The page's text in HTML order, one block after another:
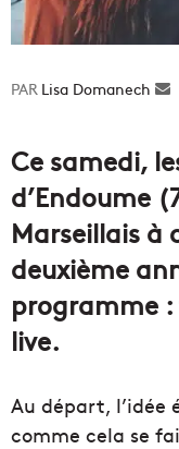
Lisa Domanech
Ce samedi,
d’Endoume
Marseillais à
deuxième
programme
live.
Au départ, l’idée
comme cela se